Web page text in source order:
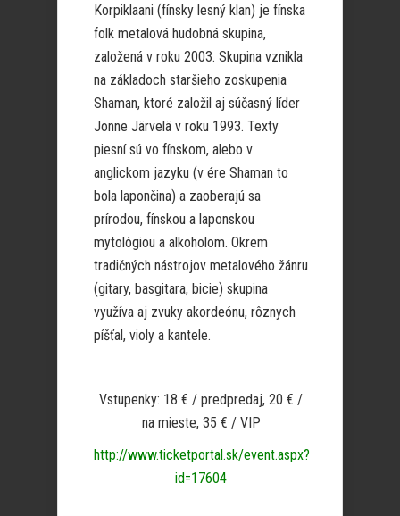
Korpiklaani (fínsky lesný klan) je fínska
folk metalová hudobná skupina,
založená v roku 2003. Skupina vznikla
na základoch staršieho zoskupenia
Shaman, ktoré založil aj súčasný líder
Jonne Järvelä v roku 1993. Texty
piesní sú vo fínskom, alebo v
anglickom jazyku (v ére Shaman to
bola lapončina) a zaoberajú sa
prírodou, fínskou a laponskou
mytológiou a alkoholom. Okrem
tradičných nástrojov metalového žánru
(gitary, basgitara, bicie) skupina
využíva aj zvuky akordeónu, rôznych
píšťal, violy a kantele.
Vstupenky: 18 € / predpredaj, 20 € /
na mieste, 35 € / VIP
http://www.ticketportal.sk/event.aspx?
id=17604